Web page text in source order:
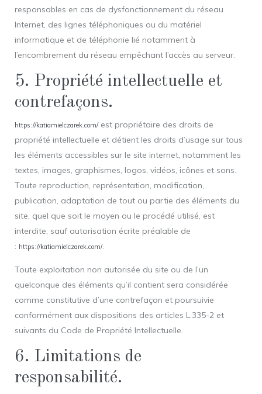
responsables en cas de dysfonctionnement du réseau
Internet, des lignes téléphoniques ou du matériel
informatique et de téléphonie lié notamment à
l’encombrement du réseau empêchant l’accès au serveur.
5. Propriété intellectuelle et
contrefaçons.
https://katiamielczarek.com/est propriétaire des droits de
propriété intellectuelle et détient les droits d’usage sur tous
les éléments accessibles sur le site internet, notamment les
textes, images, graphismes, logos, vidéos, icônes et sons.
Toute reproduction, représentation, modification,
publication, adaptation de tout ou partie des éléments du
site, quel que soit le moyen ou le procédé utilisé, est
interdite, sauf autorisation écrite préalable de
: https://katiamielczarek.com/.
Toute exploitation non autorisée du site ou de l’un
quelconque des éléments qu’il contient sera considérée
comme constitutive d’une contrefaçon et poursuivie
conformément aux dispositions des articles L.335-2 et
suivants du Code de Propriété Intellectuelle.
6. Limitations de
responsabilité.